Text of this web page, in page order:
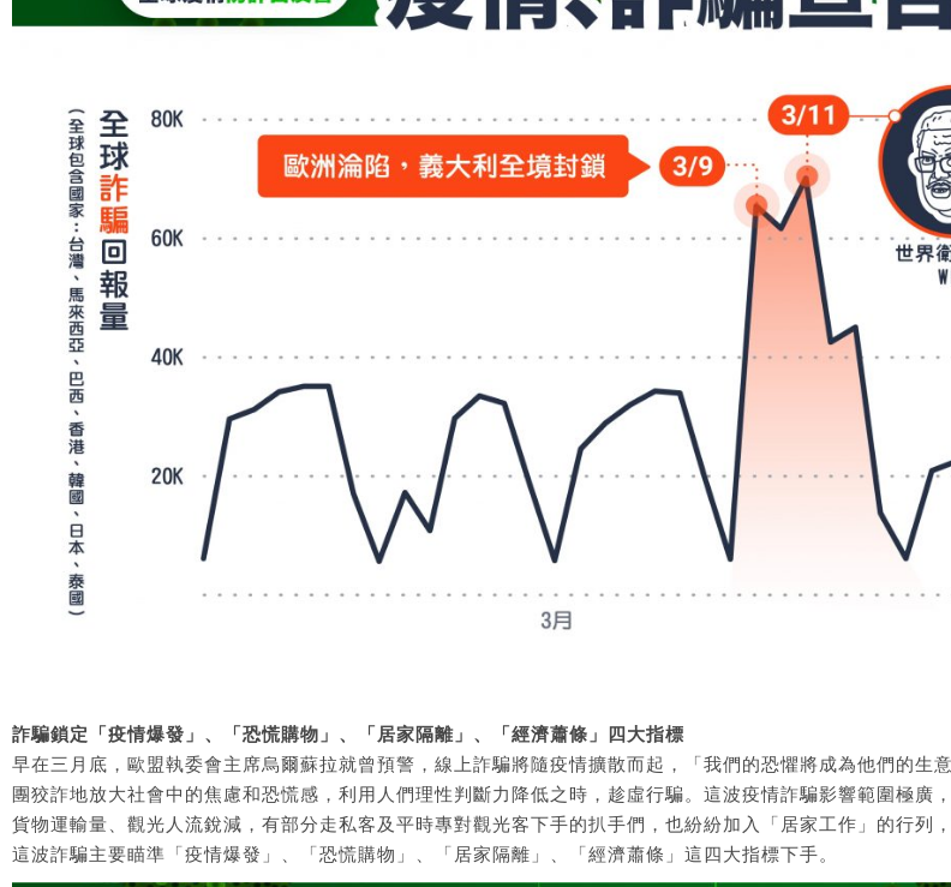
詐騙鎖定「疫情爆發」、「恐慌購物」、「居家隔離」、「經濟蕭條」四大指標
早在三月底，歐盟執委會主席烏爾蘇拉就曾預警，線上詐騙將隨疫情擴散而起，「我們的恐懼將成為他們的
團狡詐地放大社會中的焦慮和恐慌感，利用人們理性判斷力降低之時，趁虛行騙。這波疫情詐騙影響範圍極
貨物運輸量、觀光人流銳減，有部分走私客及平時專對觀光客下手的扒手們，也紛紛加入「居家工作」的行列
這波詐騙主要瞄準「疫情爆發」、「恐慌購物」、「居家隔離」、「經濟蕭條」這四大指標下手。